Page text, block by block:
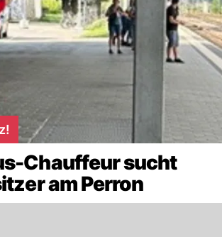
Chauffeur sucht
am Perron